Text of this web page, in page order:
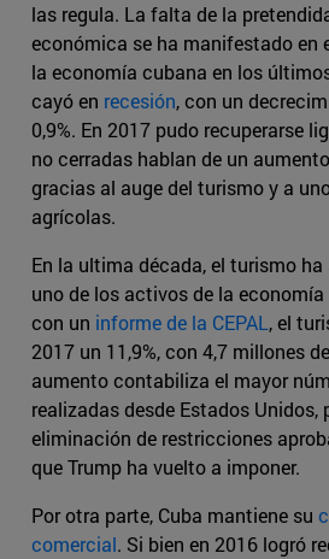
las regula. La falta de la
económica se ha manifestado en
la economía cubana en los
cayó en recesión, con un
0,9%. En 2017 pudo recuperarse
no cerradas hablan de un
gracias al auge del turismo y a
agrícolas.
En la ultima década, el turismo
uno de los activos de la
con un informe de la CEPAL, el
2017 un 11,9%, con 4,7 millones
aumento contabiliza el mayor
realizadas desde Estados
eliminación de restricciones
que Trump ha vuelto a imponer.
Por otra parte, Cuba mantiene su
comercial. Si bien en 2016 logró